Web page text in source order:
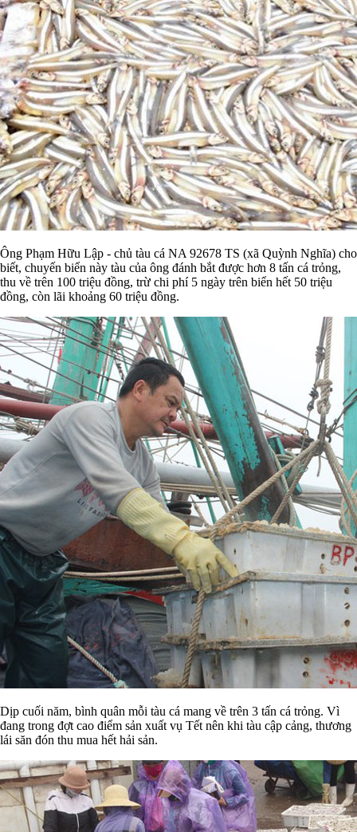
Ông Phạm Hữu Lập - chủ tàu cá NA 92678 TS (xã Quỳnh Nghĩa) cho
biết, chuyến biển này tàu của ông đánh bắt được hơn 8 tấn cá trỏng,
thu về trên 100 triệu đồng, trừ chi phí 5 ngày trên biển hết 50 triệu
đồng, còn lãi khoảng 60 triệu đồng.
Dịp cuối năm, bình quân mỗi tàu cá mang về trên 3 tấn cá trỏng. Vì
đang trong đợt cao điểm sản xuất vụ Tết nên khi tàu cập cảng, thương
lái săn đón thu mua hết hải sản.